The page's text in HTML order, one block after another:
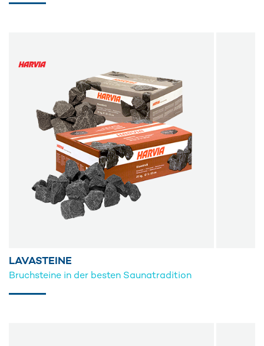
LAVASTEINE
Bruchsteine in der besten Saunatradition